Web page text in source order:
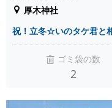
厚木神社
祝！立冬☆いのタケ君と
ゴミ袋の数
2